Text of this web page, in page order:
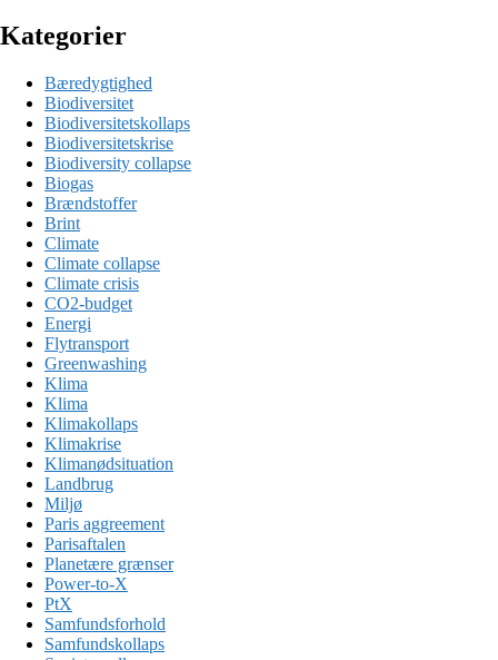
Kategorier
Bæredygtighed
Biodiversitet
Biodiversitetskollaps
Biodiversitetskrise
Biodiversity collapse
Biogas
Brændstoffer
Brint
Climate
Climate collapse
Climate crisis
CO2-budget
Energi
Flytransport
Greenwashing
Klima
Klima
Klimakollaps
Klimakrise
Klimanødsituation
Landbrug
Miljø
Paris aggreement
Parisaftalen
Planetære grænser
Power-to-X
PtX
Samfundsforhold
Samfundskollaps